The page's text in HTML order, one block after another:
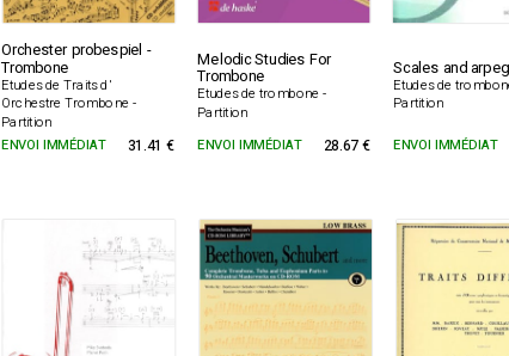
Orchester probespiel -
Trombone
Etudes de Traits d'
Orchestre Trombone -
Partition
Melodic Studies For
Trombone
Etudes de trombone -
Partition
Scales and
Etudes de
Partition
ENVOI IMMÉDIAT 31.41 € ENVOI IMMÉDIAT 28.67 € ENVOI IMMÉDIAT